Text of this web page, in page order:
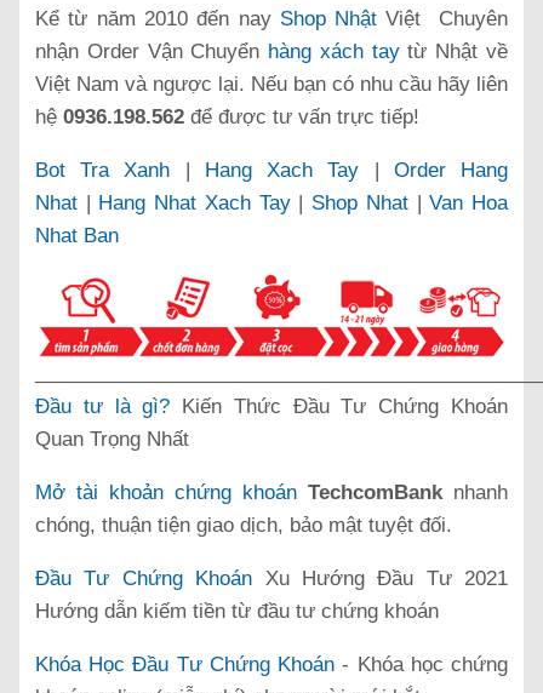
Kể từ năm 2010 đến nay Shop Nhật Việt Chuyên
nhận Order Vận Chuyển hàng xách taytừ Nhật về
Việt Nam và ngược lại. Nếu bạn có nhu cầu hãy liên
hệ 0936.198.562 để được tư vấn trực tiếp!
Bot Tra Xanh | Hang Xach Tay | Order Hang
Nhat | Hang Nhat Xach Tay| Shop Nhat|Van Hoa
Nhat Ban
Đầu tư là gì? Kiến Thức Đầu Tư Chứng Khoán
Quan Trọng Nhất
Mở tài khoản chứng khoán TechcomBank nhanh
chóng, thuận tiện giao dịch, bảo mật tuyệt đối.
Đầu Tư Chứng Khoán Xu Hướng Đầu Tư 2021
Hướng dẫn kiếm tiền từ đầu tư chứng khoán
Khóa Học Đầu Tư Chứng Khoán - Khóa học chứng